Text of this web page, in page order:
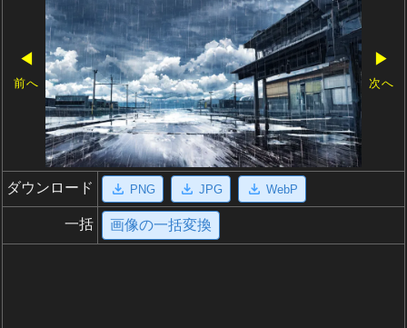
◀
前へ
▶
次へ
ダウンロード PNG JPG WebP
一括 画像の一括変換